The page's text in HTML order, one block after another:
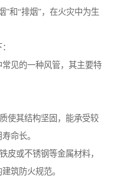
”和“排烟”，在火灾中为生
见的一种风管，其主要特
使其结构坚固，能承受较
命长。
皮或不锈钢等金属材料，
筑防火规范。